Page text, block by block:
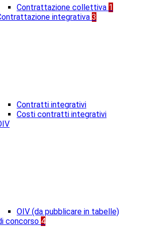
Contrattazione collettiva 1
integrativa 3
Contratti integrativi
Costi contratti integrativi
OIV (da pubblicare in tabelle)
concorso 4